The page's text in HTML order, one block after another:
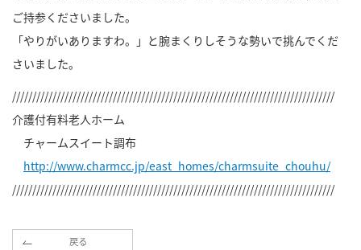
ご持参くださいました。
「やりがいありますわ。」と腕まくりしそうな勢いで挑んでくだ
さいました。
////////////////////////////////////////////////////////////////////////////////
介護付有料老人ホーム
チャームスイート調布
http://www.charmcc.jp/east_homes/charmsuite_chouhu/
////////////////////////////////////////////////////////////////////////////////
戻る